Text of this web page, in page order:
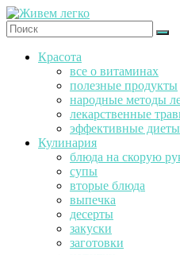
Перейти
к
содержимому
Ж
Красота
все о витаминах
полезные продукты
народные методы
лекарственные
эффективные диеты
Кулинария
блюда на скорую
супы
вторые блюда
выпечка
десерты
закуски
заготовки